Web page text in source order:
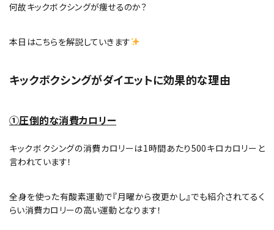
何故キックボクシングが痩せるのか？
本日はこちらを解説していきます
キックボクシングがダイエットに効果的な理由
①圧倒的な消費カロリー
キックボクシングの消費カロリーは1時間あたり500キロカロリーと
言われています！
全身を使った有酸素運動で『月曜から夜更かし』でも紹介されてるく
らい消費カロリーの高い運動となります！